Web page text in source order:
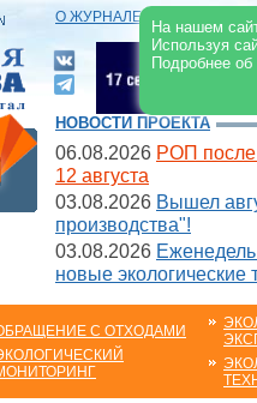
На нашем
Используя
Подробнее
О ЖУРНАЛЕ |
НОВОСТИ ПРОЕКТА
06.08.2026 РОП после
12 августа
03.08.2026 Вышел
производства"!
03.08.2026
новые экологические
С ОТХОДАМИ